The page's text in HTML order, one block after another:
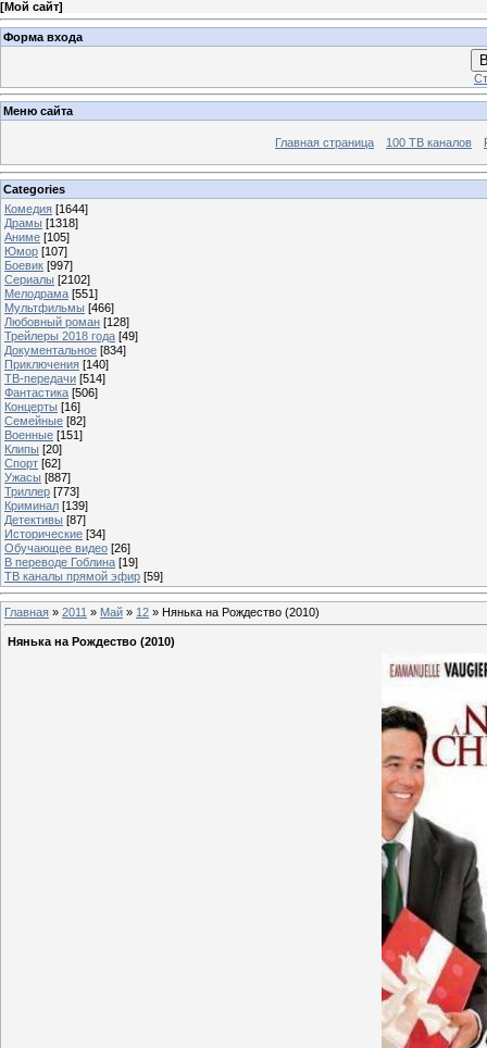
[Мой сайт]
Форма входа
Меню сайта
Главная страница 100 ТВ каналов
Categories
Комедия [1644]
Драмы [1318]
Аниме [105]
Юмор [107]
Боевик [997]
Сериалы [2102]
Мелодрама [551]
Мультфильмы [466]
Любовный роман [128]
Трейлеры 2018 года [49]
Документальное [834]
Приключения [140]
ТВ-передачи [514]
Фантастика [506]
Концерты [16]
Семейные [82]
Военные [151]
Клипы [20]
Спорт [62]
Ужасы [887]
Триллер [773]
Криминал [139]
Детективы [87]
Исторические [34]
Обучающее видео [26]
В переводе Гоблина [19]
ТВ каналы прямой эфир [59]
Главная » 2011 » Май » 12 » Нянька на Рождество (2010)
Нянька на Рождество (2010)